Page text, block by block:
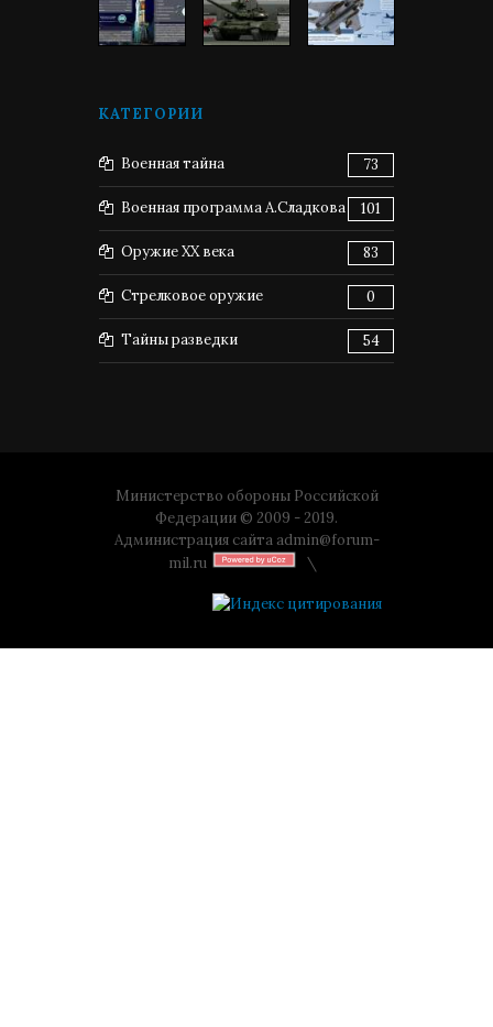
КАТЕГОРИИ
Военная тайна 73
Военная программа А.Сладкова 101
Оружие XX века 83
Стрелковое оружие 0
Тайны разведки 54
Министерство обороны Российской
Федерации © 2009 - 2019.
Администрация сайта admin@forum-
mil.ru